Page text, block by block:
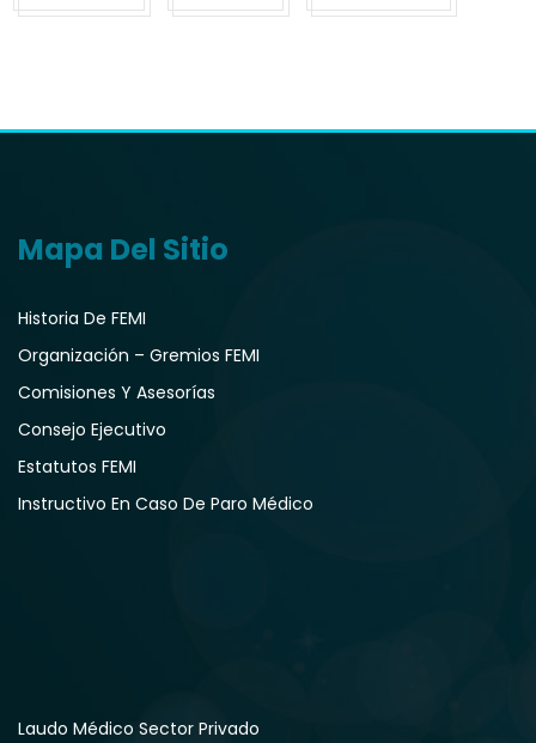
Mapa Del Sitio
Historia De FEMI
Organización – Gremios FEMI
Comisiones Y Asesorías
Consejo Ejecutivo
Estatutos FEMI
Instructivo En Caso De Paro Médico
Laudo Médico Sector Privado